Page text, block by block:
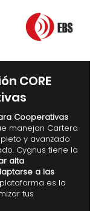
CORE
Cooperativas
manejan Cartera
y avanzado
Cygnus tiene la
alta
a las
es la
tus